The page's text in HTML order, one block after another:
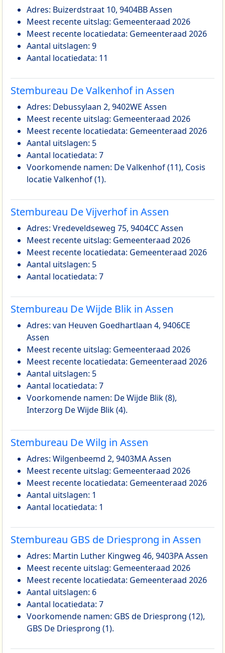
Adres: Buizerdstraat 10, 9404BB Assen
Meest recente uitslag: Gemeenteraad 2026
Meest recente locatiedata: Gemeenteraad 2026
Aantal uitslagen: 9
Aantal locatiedata: 11
Stembureau De Valkenhof in Assen
Adres: Debussylaan 2, 9402WE Assen
Meest recente uitslag: Gemeenteraad 2026
Meest recente locatiedata: Gemeenteraad 2026
Aantal uitslagen: 5
Aantal locatiedata: 7
Voorkomende namen: De Valkenhof (11), Cosis
locatie Valkenhof (1).
Stembureau De Vijverhof in Assen
Adres: Vredeveldseweg 75, 9404CC Assen
Meest recente uitslag: Gemeenteraad 2026
Meest recente locatiedata: Gemeenteraad 2026
Aantal uitslagen: 5
Aantal locatiedata: 7
Stembureau De Wijde Blik in Assen
Adres: van Heuven Goedhartlaan 4, 9406CE
Assen
Meest recente uitslag: Gemeenteraad 2026
Meest recente locatiedata: Gemeenteraad 2026
Aantal uitslagen: 5
Aantal locatiedata: 7
Voorkomende namen: De Wijde Blik (8),
Interzorg De Wijde Blik (4).
Stembureau De Wilg in Assen
Adres: Wilgenbeemd 2, 9403MA Assen
Meest recente uitslag: Gemeenteraad 2026
Meest recente locatiedata: Gemeenteraad 2026
Aantal uitslagen: 1
Aantal locatiedata: 1
Stembureau GBS de Driesprong in Assen
Adres: Martin Luther Kingweg 46, 9403PA Assen
Meest recente uitslag: Gemeenteraad 2026
Meest recente locatiedata: Gemeenteraad 2026
Aantal uitslagen: 6
Aantal locatiedata: 7
Voorkomende namen: GBS de Driesprong (12),
GBS De Driesprong (1).